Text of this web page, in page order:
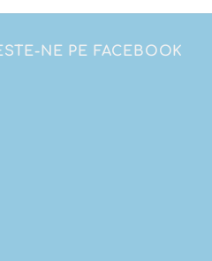
NE PE FACEBOOK